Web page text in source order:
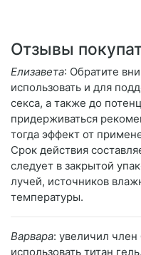
Отзывы
Елизавета: Обратите
использовать и для
секса, а также до
придерживаться
тогда эффект от
Срок действия
следует в закрытой
лучей, источников
температуры.
Варвара: увеличил член
использовать титан